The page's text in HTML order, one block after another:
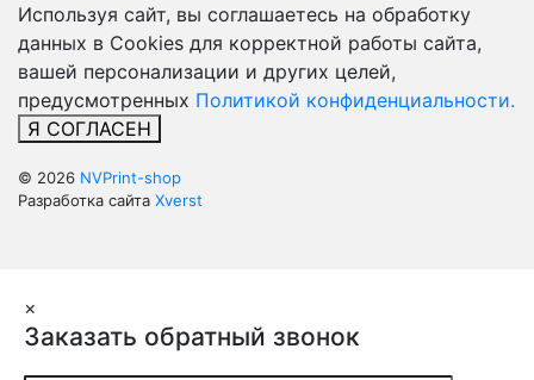
Используя сайт, вы соглашаетесь на обработку
данных в Cookies для корректной работы сайта,
вашей персонализации и других целей,
предусмотренных Политикой конфиденциальности.
Я СОГЛАСЕН
© 2026 NVPrint-shop
Разработка сайта Xverst
×
Заказать обратный звонок